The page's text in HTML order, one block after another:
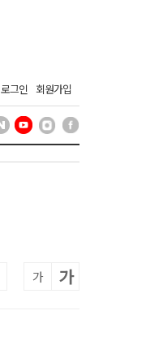
로그인 회원가입
가 가